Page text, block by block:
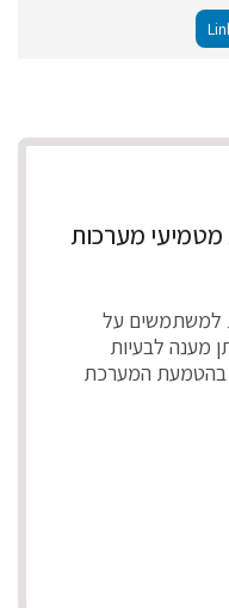
מטמיעי מערכות
למשתמשים על
מענה לבעיות
בהטמעת המערכת